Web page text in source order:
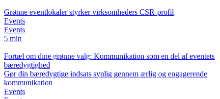
Grønne eventlokaler styrker virksomheders CSR-profil
Events
Events
5 min
Fortæl om dine grønne valg: Kommunikation som en del af eventets
bæredygtighed
Gør din bæredygtige indsats synlig gennem ærlig og engagerende
kommunikation
Events